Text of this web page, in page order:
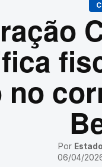
no
Por
06/04/